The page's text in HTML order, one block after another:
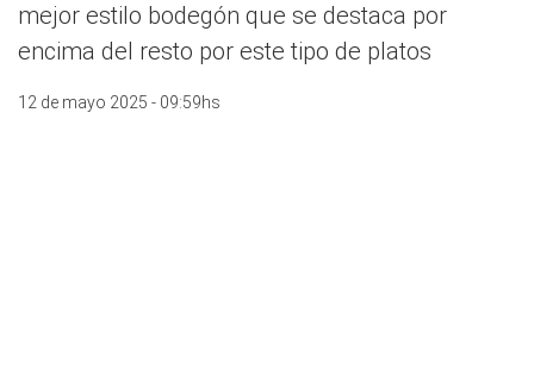
mejor estilo bodegón que se destaca por
encima del resto por este tipo de platos
12 de mayo 2025 - 09:59hs